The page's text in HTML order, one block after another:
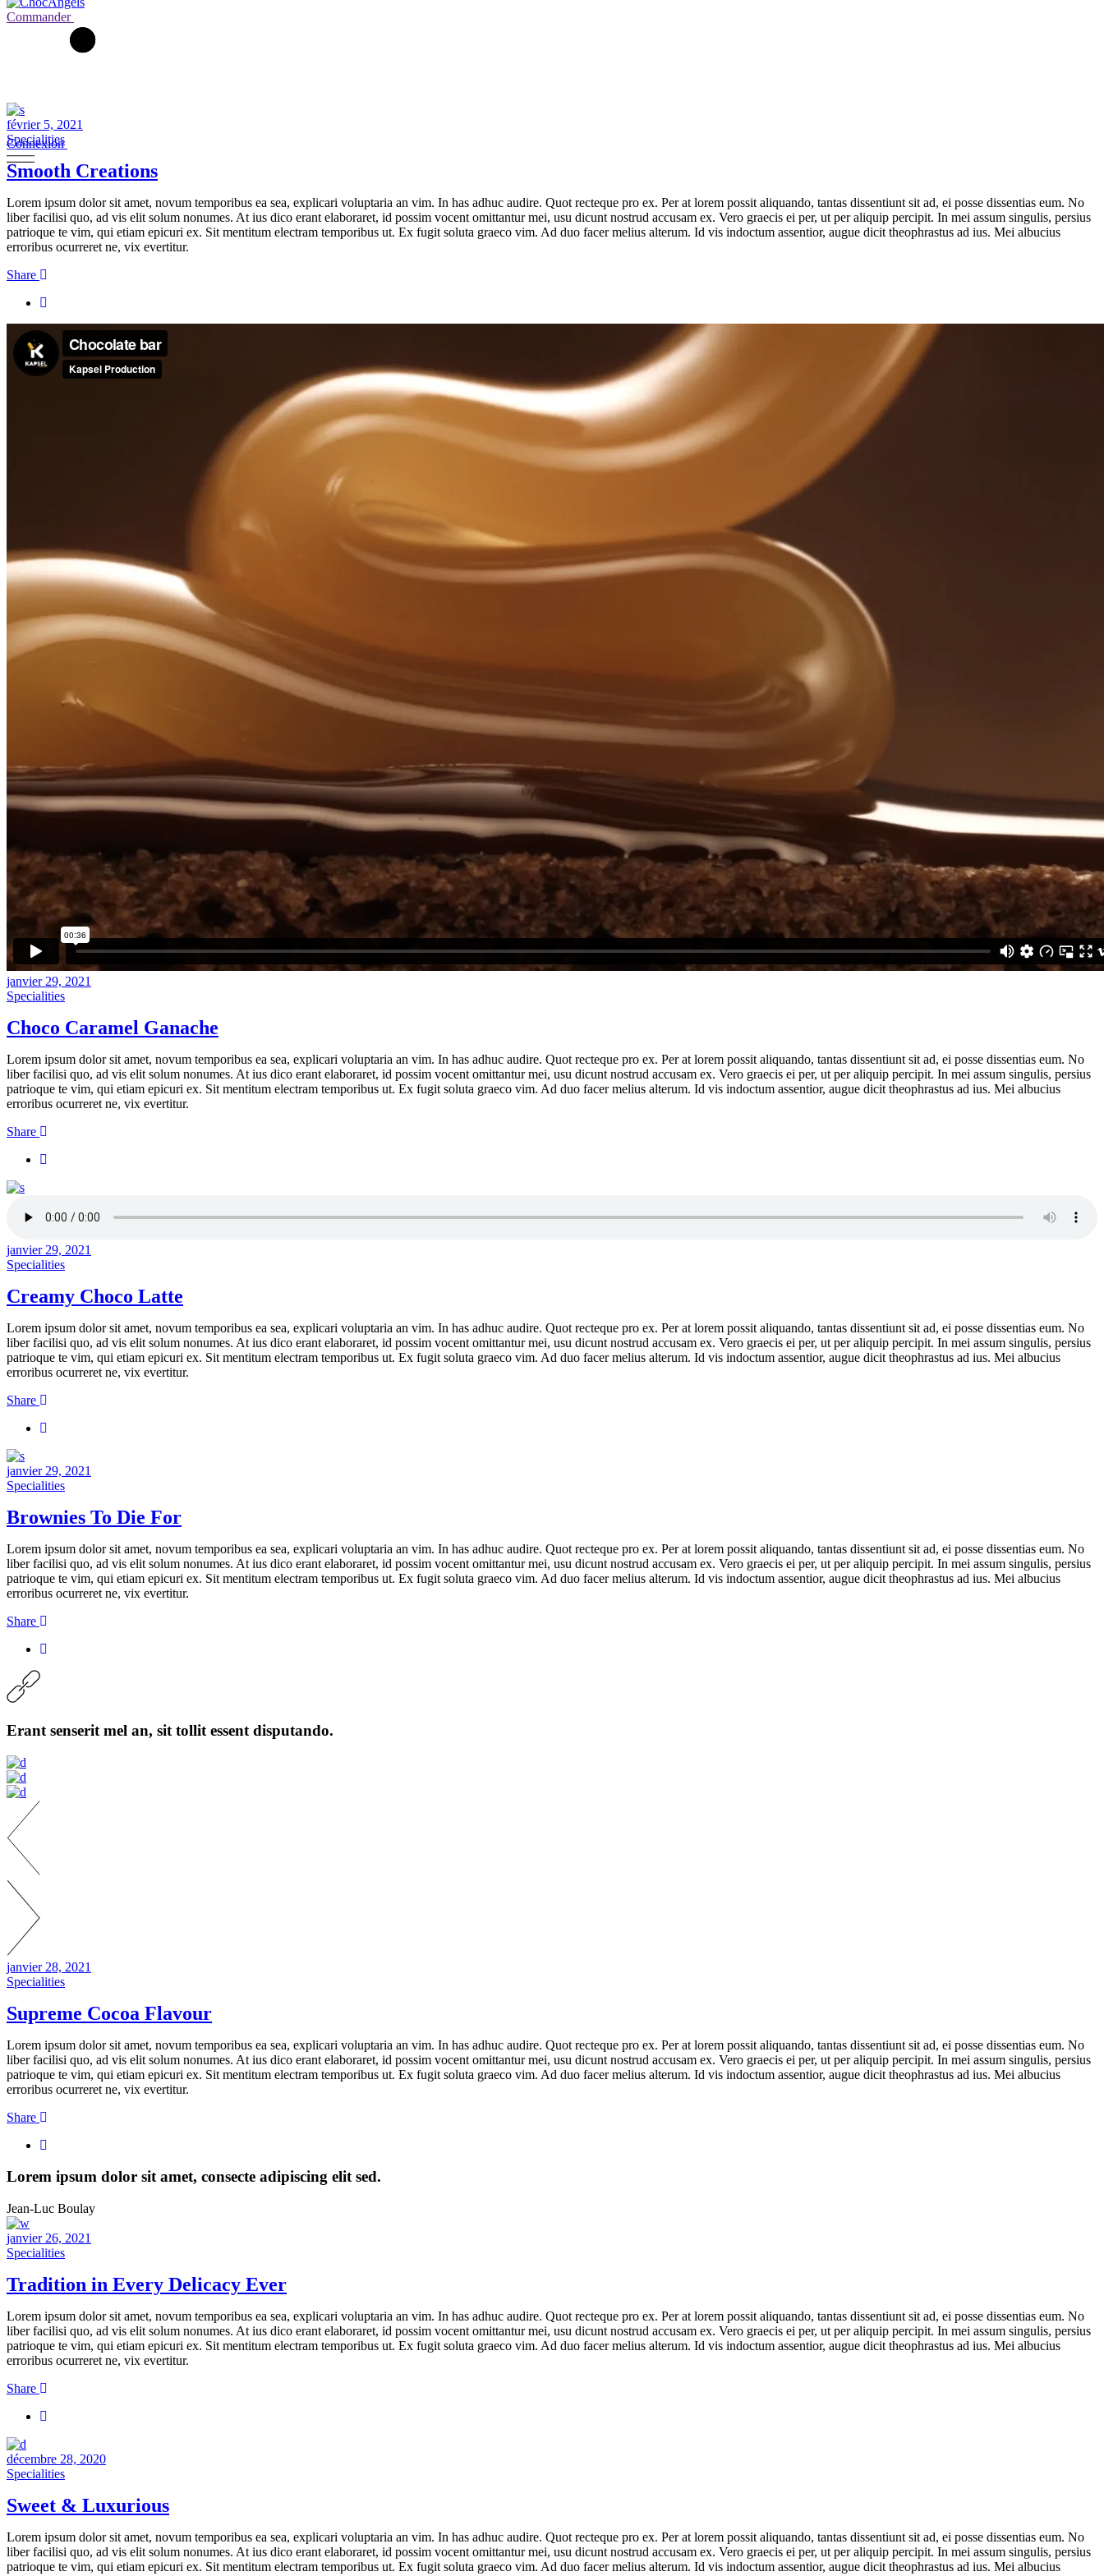
Commander
Connexion
février 5, 2021
Specialities
Smooth Creations
Lorem ipsum dolor sit amet, novum temporibus ea sea, explicari voluptaria an vim. In has adhuc audire. Quot recteque pro ex. Per at lorem possit aliquando, tantas dissentiunt sit ad, ei posse dissentias eum. No
liber facilisi quo, ad vis elit solum nonumes. At ius dico erant elaboraret, id possim vocent omittantur mei, usu dicunt nostrud accusam ex. Vero graecis ei per, ut per aliquip percipit. In mei assum singulis, persius
patrioque te vim, qui etiam epicuri ex. Sit mentitum electram temporibus ut. Ex fugit soluta graeco vim. Ad duo facer melius alterum. Id vis indoctum assentior, augue dicit theophrastus ad ius. Mei albucius
erroribus ocurreret ne, vix evertitur.
Share
janvier 29, 2021
Specialities
Choco Caramel Ganache
Lorem ipsum dolor sit amet, novum temporibus ea sea, explicari voluptaria an vim. In has adhuc audire. Quot recteque pro ex. Per at lorem possit aliquando, tantas dissentiunt sit ad, ei posse dissentias eum. No
liber facilisi quo, ad vis elit solum nonumes. At ius dico erant elaboraret, id possim vocent omittantur mei, usu dicunt nostrud accusam ex. Vero graecis ei per, ut per aliquip percipit. In mei assum singulis, persius
patrioque te vim, qui etiam epicuri ex. Sit mentitum electram temporibus ut. Ex fugit soluta graeco vim. Ad duo facer melius alterum. Id vis indoctum assentior, augue dicit theophrastus ad ius. Mei albucius
erroribus ocurreret ne, vix evertitur.
Share
janvier 29, 2021
Specialities
Creamy Choco Latte
Lorem ipsum dolor sit amet, novum temporibus ea sea, explicari voluptaria an vim. In has adhuc audire. Quot recteque pro ex. Per at lorem possit aliquando, tantas dissentiunt sit ad, ei posse dissentias eum. No
liber facilisi quo, ad vis elit solum nonumes. At ius dico erant elaboraret, id possim vocent omittantur mei, usu dicunt nostrud accusam ex. Vero graecis ei per, ut per aliquip percipit. In mei assum singulis, persius
patrioque te vim, qui etiam epicuri ex. Sit mentitum electram temporibus ut. Ex fugit soluta graeco vim. Ad duo facer melius alterum. Id vis indoctum assentior, augue dicit theophrastus ad ius. Mei albucius
erroribus ocurreret ne, vix evertitur.
Share
janvier 29, 2021
Specialities
Brownies To Die For
Lorem ipsum dolor sit amet, novum temporibus ea sea, explicari voluptaria an vim. In has adhuc audire. Quot recteque pro ex. Per at lorem possit aliquando, tantas dissentiunt sit ad, ei posse dissentias eum. No
liber facilisi quo, ad vis elit solum nonumes. At ius dico erant elaboraret, id possim vocent omittantur mei, usu dicunt nostrud accusam ex. Vero graecis ei per, ut per aliquip percipit. In mei assum singulis, persius
patrioque te vim, qui etiam epicuri ex. Sit mentitum electram temporibus ut. Ex fugit soluta graeco vim. Ad duo facer melius alterum. Id vis indoctum assentior, augue dicit theophrastus ad ius. Mei albucius
erroribus ocurreret ne, vix evertitur.
Share
Erant senserit mel an, sit tollit essent disputando.
janvier 28, 2021
Specialities
Supreme Cocoa Flavour
Lorem ipsum dolor sit amet, novum temporibus ea sea, explicari voluptaria an vim. In has adhuc audire. Quot recteque pro ex. Per at lorem possit aliquando, tantas dissentiunt sit ad, ei posse dissentias eum. No
liber facilisi quo, ad vis elit solum nonumes. At ius dico erant elaboraret, id possim vocent omittantur mei, usu dicunt nostrud accusam ex. Vero graecis ei per, ut per aliquip percipit. In mei assum singulis, persius
patrioque te vim, qui etiam epicuri ex. Sit mentitum electram temporibus ut. Ex fugit soluta graeco vim. Ad duo facer melius alterum. Id vis indoctum assentior, augue dicit theophrastus ad ius. Mei albucius
erroribus ocurreret ne, vix evertitur.
Share
Lorem ipsum dolor sit amet, consecte adipiscing elit sed.
Jean-Luc Boulay
janvier 26, 2021
Specialities
Tradition in Every Delicacy Ever
Lorem ipsum dolor sit amet, novum temporibus ea sea, explicari voluptaria an vim. In has adhuc audire. Quot recteque pro ex. Per at lorem possit aliquando, tantas dissentiunt sit ad, ei posse dissentias eum. No
liber facilisi quo, ad vis elit solum nonumes. At ius dico erant elaboraret, id possim vocent omittantur mei, usu dicunt nostrud accusam ex. Vero graecis ei per, ut per aliquip percipit. In mei assum singulis, persius
patrioque te vim, qui etiam epicuri ex. Sit mentitum electram temporibus ut. Ex fugit soluta graeco vim. Ad duo facer melius alterum. Id vis indoctum assentior, augue dicit theophrastus ad ius. Mei albucius
erroribus ocurreret ne, vix evertitur.
Share
décembre 28, 2020
Specialities
Sweet & Luxurious
Lorem ipsum dolor sit amet, novum temporibus ea sea, explicari voluptaria an vim. In has adhuc audire. Quot recteque pro ex. Per at lorem possit aliquando, tantas dissentiunt sit ad, ei posse dissentias eum. No
liber facilisi quo, ad vis elit solum nonumes. At ius dico erant elaboraret, id possim vocent omittantur mei, usu dicunt nostrud accusam ex. Vero graecis ei per, ut per aliquip percipit. In mei assum singulis, persius
patrioque te vim, qui etiam epicuri ex. Sit mentitum electram temporibus ut. Ex fugit soluta graeco vim. Ad duo facer melius alterum. Id vis indoctum assentior, augue dicit theophrastus ad ius. Mei albucius